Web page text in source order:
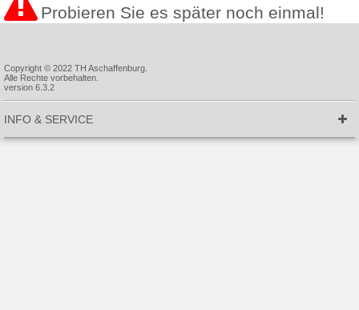
Probieren Sie es später noch einmal!
Copyright © 2022 TH Aschaffenburg.
Alle Rechte vorbehalten.
version 6.3.2
INFO & SERVICE